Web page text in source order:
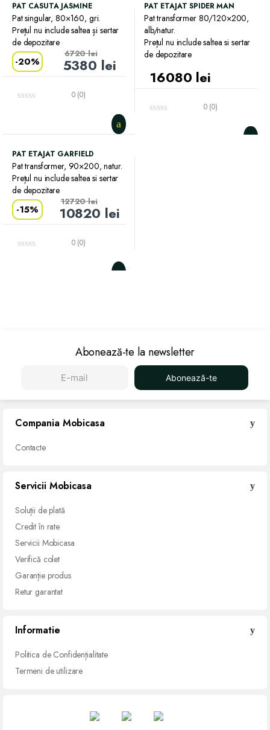
PAT CASUTA JASMINE
Pat singular, 80×160, gri.
Prețul nu include saltea și sertar
de depozitare
-20% 5380 lei
6720lei
0 (0)
PAT ETAJAT SPIDER MAN
Pat transformer 80/120×200,
alb/natur.
Prețul nu include saltea si sertar
de depozitare
16080 lei
0 (0)
PAT ETAJAT GARFIELD
Pat transformer, 90×200, natur.
Prețul nu include saltea si sertar
de depozitare
-15% 10820 lei
12720lei
0 (0)
Abonează-te la newsletter
Abonează-te
Compania Mobicasa
Contacte
Servicii Mobicasa
Soluții deplată
Creditîn rate
Servicii Mobicasa
Verifică colet
Garanțieprodus
Retur garantat
Informatie
Politica de Confidențialitate
Termeni de utilizare